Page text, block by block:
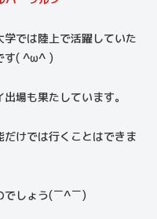
では陸上で活躍していた
す( ^ω^ )
場も果たしています。
けでは行くことはできま
でしょう(￣^￣)